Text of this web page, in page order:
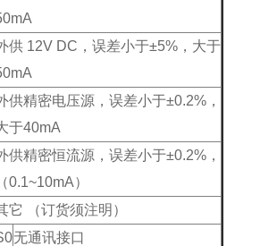
供 12V DC，误差小于±5%，大于
供精密电压源，误差小于±0.2%，
于40mA
供精密恒流源，误差小于±0.2%，
（0.1~10mA）
它 （订货须注明）
无通讯接口